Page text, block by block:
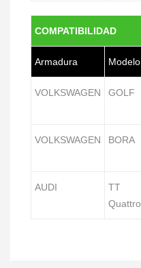
COMPATIBILIDAD
Armadura Modelo
VOLKSWAGEN GOLF
VOLKSWAGEN BORA
AUDI
TT
Quattro